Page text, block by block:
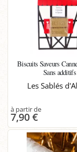
Biscuits Saveurs
Sans additifs
Les Sablés
7,90 €